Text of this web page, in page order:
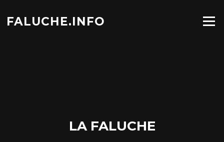
contenu
FALUCHE.INFO Menu
LA FALUCHE